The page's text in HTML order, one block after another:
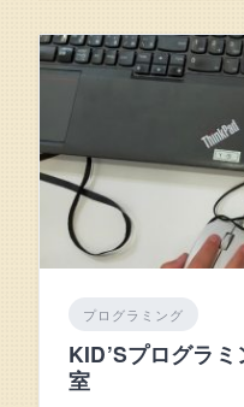
プログラミング
KID’Sプログラ
室